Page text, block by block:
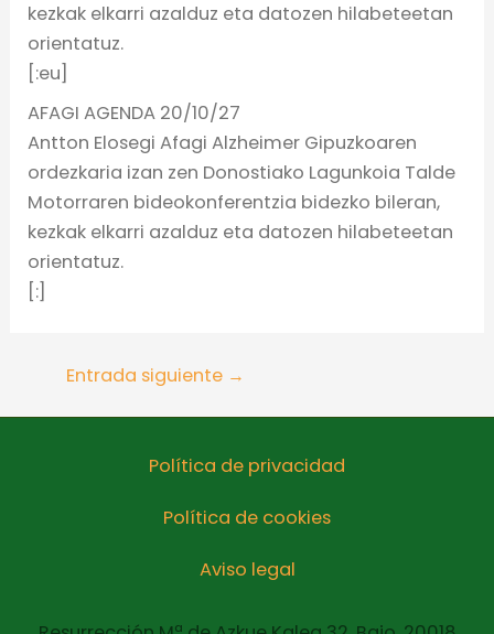
kezkak elkarri azalduz eta datozen hilabeteetan
orientatuz.
[:eu]
AFAGI AGENDA 20/10/27
Antton Elosegi Afagi Alzheimer Gipuzkoaren
ordezkaria izan zen Donostiako Lagunkoia Talde
Motorraren bideokonferentzia bidezko bileran,
kezkak elkarri azalduz eta datozen hilabeteetan
orientatuz.
[:]
Entrada siguiente →
Política de privacidad
Política de cookies
Aviso legal